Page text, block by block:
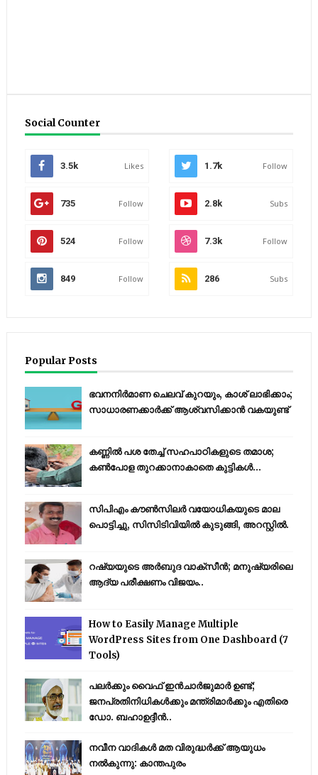
Social Counter
3.5k Likes 1.7k Follow
735 Follow 2.8k Subs
524 Follow 7.3k Follow
849 Follow 286 Subs
Popular Posts
ഭവനനിർമാണ ചെലവ് കുറയും, കാശ് ലാഭിക്കാം;
സാധാരണക്കാർക്ക് ആശ്വസിക്കാൻ വകയുണ്ട്
കണ്ണിൽ പശ തേച്ച് സഹപാഠികളുടെ തമാശ;
കൺപോള തുറക്കാനാകാതെ കുട്ടികൾ...
സിപിഎം കൗണ്‍സിലര്‍ വയോധികയുടെ മാല
പൊട്ടിച്ചു, സിസിടിവിയില്‍ കുടുങ്ങി, അറസ്റ്റില്‍.
റഷ്യയുടെ അര്‍ബുദ വാക്‌സീന്‍; മനുഷ്യരിലെ
ആദ്യ പരീക്ഷണം വിജയം..
How to Easily Manage Multiple
WordPress Sites from One Dashboard (7
Tools)
പലർക്കും വൈഫ് ഇൻചാർജുമാർ ഉണ്ട്;
ജനപ്രതിനിധികൾക്കും മന്ത്രിമാർക്കും എതിരെ
ഡോ. ബഹാഉദ്ദീൻ..
നവീന വാദികൾ മത വിരുദ്ധർക്ക് ആയുധം
നൽകുന്നു: കാന്തപുരം